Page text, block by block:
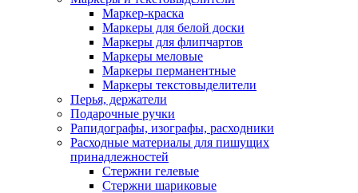
Маркер-краска
Маркеры для белой доски
Маркеры для флипчартов
Маркеры меловые
Маркеры перманентные
Маркеры текстовыделители
Перья, держатели
Подарочные ручки
Рапидографы, изографы, расходники
Расходные материалы для пишущих
принадлежностей
Стержни гелевые
Стержни шариковые